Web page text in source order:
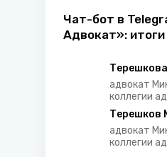
Чат-бот в
Адвокат»: итоги
адвокат
коллегии
Терешков
адвокат
коллегии